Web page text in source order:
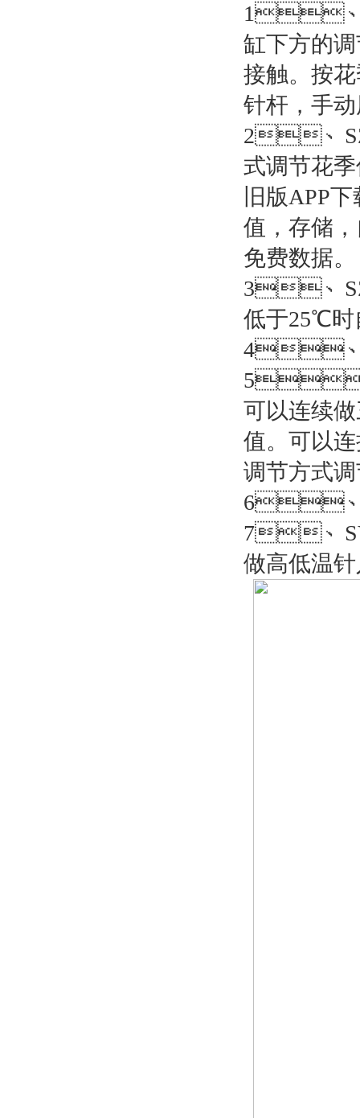
1、
缸下方的调
接触。
针杆，手
2、
式调节花季
旧版APP
值，存储
免费数据。
3、
低于25℃时
4、
5、
可以连续
值。可以
调节方式调节
6、
7、
做高低温针